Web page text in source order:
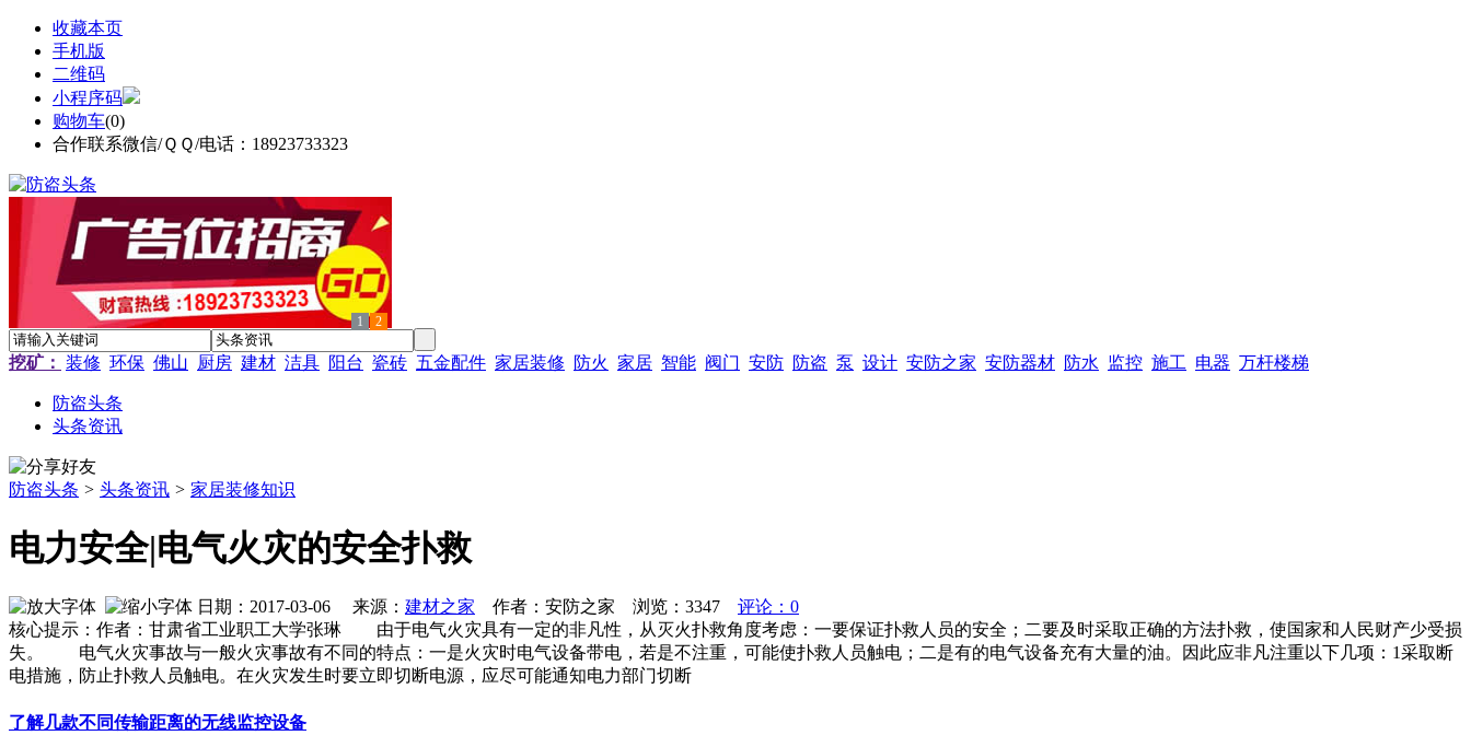
收藏本页
手机版
二维码
小程序码
购物车(0)
合作联系微信/ＱＱ/电话：18923733323
1 2
挖矿： 装修 环保 佛山 厨房 建材 洁具 阳台 瓷砖 五金配件 家居装修 防火 家居 智能 阀门 安防 防盗 泵 设计 安防之家 安防器材 防水 监控 施工 电器 万杆楼梯
防盗头条
头条资讯
防盗头条 > 头条资讯 > 家居装修知识
电力安全|电气火灾的安全扑救
日期：2017-03-06 来源： 建材之家 作者：安防之家 浏览： 3347
评论：0
核心提示：作者：甘肃省工业职工大学张琳 由于电气火灾具有一定的非凡性，从灭火扑救角度考虑：一要保证扑救人员的安全；二要及时采取正确的方法扑救，使国家和人民财产少受损
失。 电气火灾事故与一般火灾事故有不同的特点：一是火灾时电气设备带电，若是不注重，可能使扑救人员触电；二是有的电气设备充有大量的油。因此应非凡注重以下几项：1采取断
电措施，防止扑救人员触电。在火灾发生时要立即切断电源，应尽可能通知电力部门切断
了解几款不同传输距离的无线监控设备